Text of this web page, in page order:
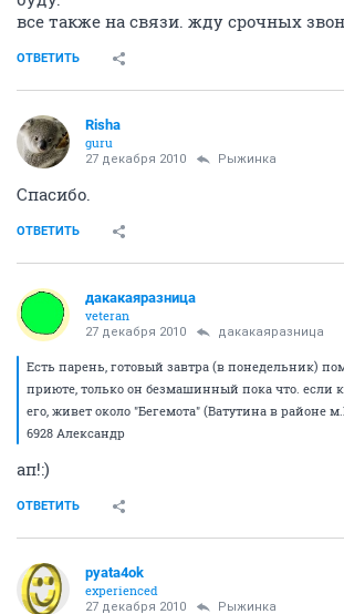
все также на связи. жду срочных
ОТВЕТИТЬ
Risha
guru
27 декабря 2010 Рыжинка
Спасибо.
ОТВЕТИТЬ
дакакаяразница
veteran
27 декабря 2010 дакакаяразница
Есть парень, готовый завтра (в понедельник)
приюте, только он безмашинный пока что. если
его, живет около "Бегемота" (Ватутина в районе
6928 Александр
ап!:)
ОТВЕТИТЬ
pyata4ok
experienced
27 декабря 2010 Рыжинка